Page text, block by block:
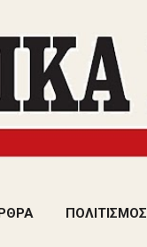
ΠΟΛΙΤΙΣΜΟΣ